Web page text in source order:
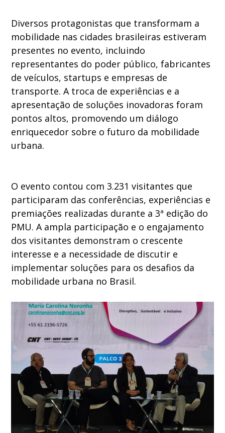
Diversos protagonistas que transformam a
mobilidade nas cidades brasileiras estiveram
presentes no evento, incluindo
representantes do poder público, fabricantes
de veículos, startups e empresas de
transporte. A troca de experiências e a
apresentação de soluções inovadoras foram
pontos altos, promovendo um diálogo
enriquecedor sobre o futuro da mobilidade
urbana.
O evento contou com 3.231 visitantes que
participaram das conferências, experiências e
premiações realizadas durante a 3ª edição do
PMU. A ampla participação e o engajamento
dos visitantes demonstram o crescente
interesse e a necessidade de discutir e
implementar soluções para os desafios da
mobilidade urbana no Brasil.